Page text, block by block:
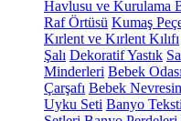
Havlusu ve Kurulama
Raf Örtüsü Kumaş
Kırlent ve Kırlent Kılıfı
Şalı Dekoratif Yastık
Minderleri Bebek
Çarşafı Bebek
Uyku Seti Banyo